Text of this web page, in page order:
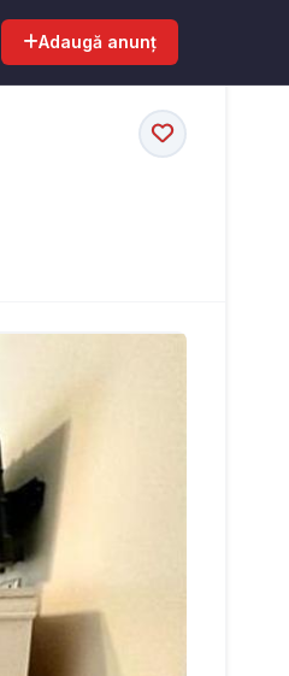
Adaugă anunț